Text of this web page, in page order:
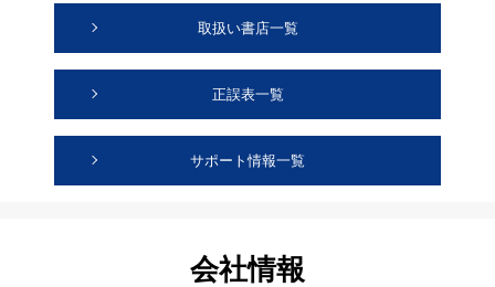
取扱い書店一覧
正誤表一覧
サポート情報一覧
会社情報